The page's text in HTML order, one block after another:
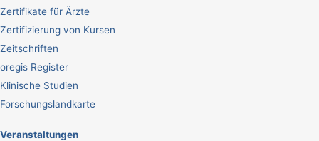
Zertifikate für Ärzte
Zertifizierung von Kursen
Zeitschriften
oregis Register
Klinische Studien
Forschungslandkarte
Veranstaltungen